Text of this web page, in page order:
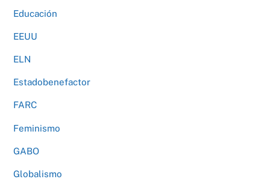
Educación
EEUU
ELN
Estadobenefactor
FARC
Feminismo
GABO
Globalismo